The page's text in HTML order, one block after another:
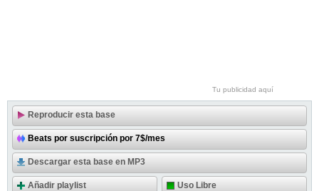
Tu publicidad aquí
Reproducir esta base
Beats por suscripción por 7$/mes
Descargar esta base en MP3
Añadir playlist Uso Libre